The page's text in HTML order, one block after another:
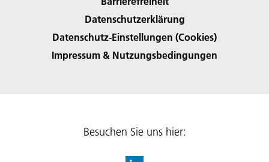
Datenschutzerklärung
Datenschutz-Einstellungen (Cookies)
Impressum & Nutzungsbedingungen
Besuchen Sie uns hier: